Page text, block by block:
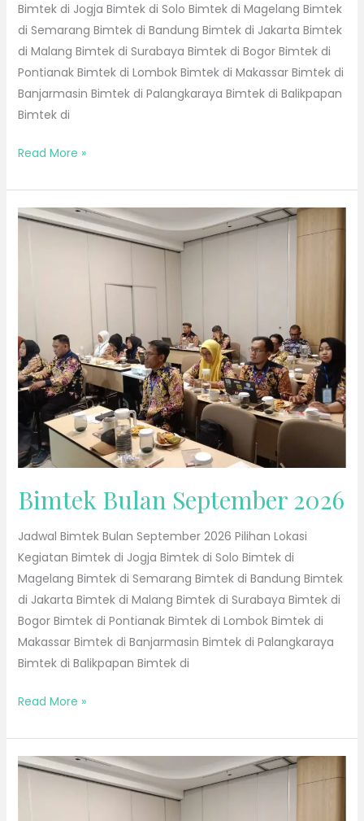
Bimtek di Jogja Bimtek di Solo Bimtek di Magelang Bimtek
di Semarang Bimtek di Bandung Bimtek di Jakarta Bimtek
di Malang Bimtek di Surabaya Bimtek di Bogor Bimtek di
Pontianak Bimtek di Lombok Bimtek di Makassar Bimtek di
Banjarmasin Bimtek di Palangkaraya Bimtek di Balikpapan
Bimtek di
Read More »
Bimtek Bulan September 2026
Jadwal Bimtek Bulan September 2026 Pilihan Lokasi
Kegiatan Bimtek di Jogja Bimtek di Solo Bimtek di
Magelang Bimtek di Semarang Bimtek di Bandung Bimtek
di Jakarta Bimtek di Malang Bimtek di Surabaya Bimtek di
Bogor Bimtek di Pontianak Bimtek di Lombok Bimtek di
Makassar Bimtek di Banjarmasin Bimtek di Palangkaraya
Bimtek di Balikpapan Bimtek di
Bimtek
Read More »
Bimtek